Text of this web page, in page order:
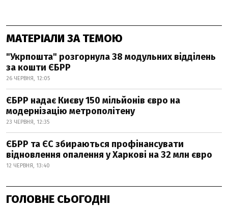
МАТЕРІАЛИ ЗА ТЕМОЮ
"Укрпошта" розгорнула 38 модульних відділень
за кошти ЄБРР
26 ЧЕРВНЯ, 12:05
ЄБРР надає Києву 150 мільйонів євро на
модернізацію метрополітену
23 ЧЕРВНЯ, 12:35
ЄБРР та ЄС збираються профінансувати
відновлення опалення у Харкові на 32 млн євро
12 ЧЕРВНЯ, 13:40
ГОЛОВНЕ СЬОГОДНІ